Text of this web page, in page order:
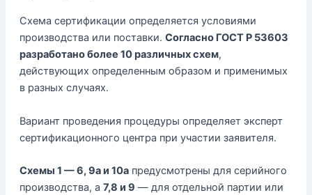
Схема сертификации определяется условиями
производства или поставки. Согласно ГОСТ Р 53603
разработано более 10 различных схем,
действующих определенным образом и применимых
в разных случаях.
Вариант проведения процедуры определяет эксперт
сертификационного центра при участии заявителя.
Схемы 1 — 6, 9а и 10апредусмотрены для серийного
производства, а 7,8 и 9 — для отдельной партии или